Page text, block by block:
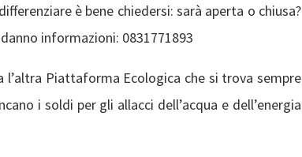
è bene chiedersi: sarà aperta o chiusa?
informazioni: 0831771893
Piattaforma Ecologica che si trova sempre
i soldi per gli allacci dell’acqua e dell’energia